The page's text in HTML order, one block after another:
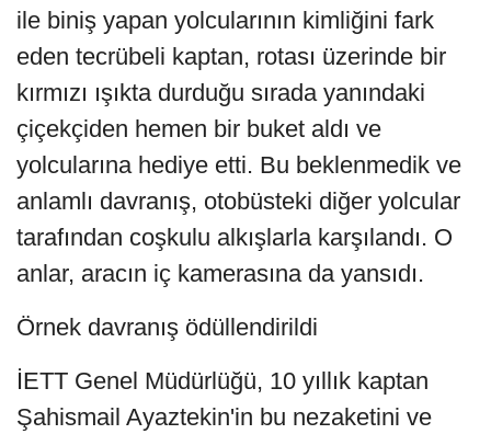
ile biniş yapan yolcularının kimliğini fark
eden tecrübeli kaptan, rotası üzerinde bir
kırmızı ışıkta durduğu sırada yanındaki
çiçekçiden hemen bir buket aldı ve
yolcularına hediye etti. Bu beklenmedik ve
anlamlı davranış, otobüsteki diğer yolcular
tarafından coşkulu alkışlarla karşılandı. O
anlar, aracın iç kamerasına da yansıdı.
Örnek davranış ödüllendirildi
İETT Genel Müdürlüğü, 10 yıllık kaptan
Şahismail Ayaztekin'in bu nezaketini ve